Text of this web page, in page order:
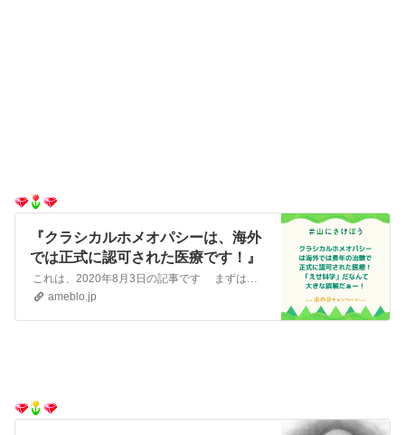
『クラシカルホメオパシーは、海外
では正式に認可された医療です！』
これは、2020年8月3日の記事です まずは☆世界のホメオパシー☆クラシカルホメオパシーをご存知ですか？をご覧ください。 ブルーローズは日本では、あ…
ameblo.jp